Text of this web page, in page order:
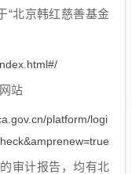
“北京韩红慈善基金
站
platform/logi
审计报告，均有北